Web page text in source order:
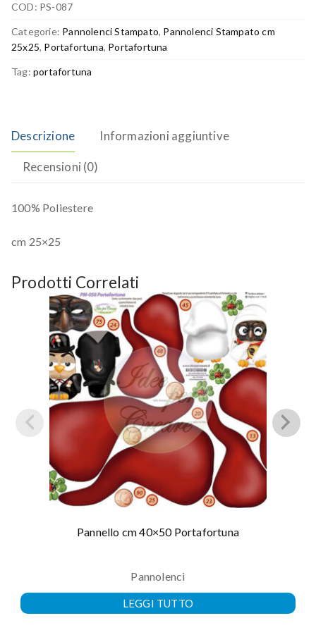
COD: PS-087
Categorie: Pannolenci Stampato, Pannolenci Stampato cm
25x25, Portafortuna, Portafortuna
Tag: portafortuna
Descrizione Informazioni aggiuntive
Recensioni (0)
100% Poliestere
cm 25×25
Prodotti Correlati
Pannello cm 40×50 Portafortuna
Pannolenci
LEGGI TUTTO